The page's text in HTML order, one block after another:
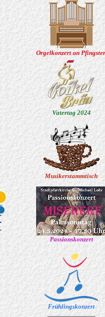
Orgelkonzert an
Vatertag 2024
Musikerstammtisch
Passionskonzert
Frühlingskonzert